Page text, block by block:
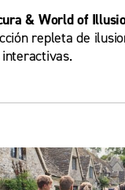
& World of
repleta de